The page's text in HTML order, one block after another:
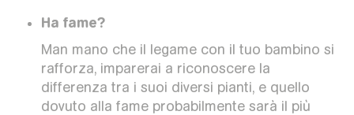
Ha fame?
Man mano che il legame con il tuo bambino si
rafforza, imparerai a riconoscere la
differenza tra i suoi diversi pianti, e quello
dovuto alla fame probabilmente sarà il più